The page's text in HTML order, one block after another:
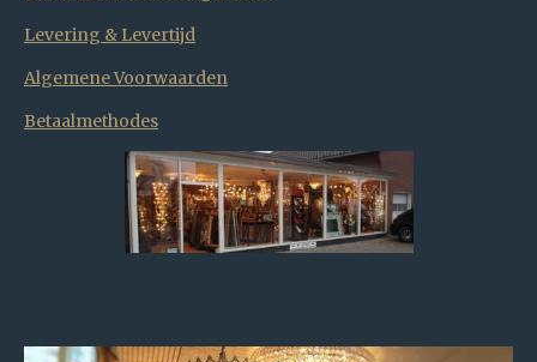
Levering & Levertijd
Algemene Voorwaarden
Betaalmethodes